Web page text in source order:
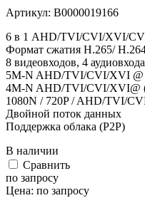
Артикул: В0000019166
6 в 1 AHD/TVI/CVI/XVI/
Формат сжатия H.265/
8 видеовходов, 4 аудиовхода
5M-N AHD/TVI/CVI/XVI
4M-N AHD/TVI/CVI/XVI@
1080N / 720P / AHD/TVI/
Двойной поток данных
Поддержка облака (P2P)
В наличии
Cравнить
по запросу
Цена: по запросу